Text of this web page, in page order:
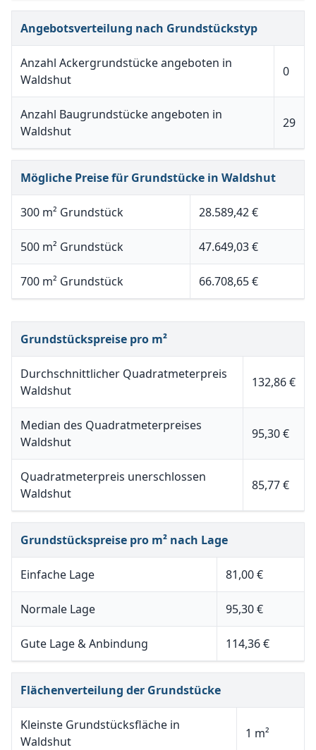
Angebotsverteilung nach Grundstückstyp
Anzahl Ackergrundstücke angeboten in
Waldshut
0
Anzahl Baugrundstücke angeboten in
Waldshut
29
Mögliche Preise für Grundstücke in Waldshut
300 m² Grundstück 28.589,42 €
500 m² Grundstück 47.649,03 €
700 m² Grundstück 66.708,65 €
Grundstückspreise pro m²
Durchschnittlicher Quadratmeterpreis
Waldshut
132,86 €
Median des Quadratmeterpreises
Waldshut
95,30 €
Quadratmeterpreis unerschlossen
Waldshut
85,77 €
Grundstückspreise pro m² nach Lage
Einfache Lage 81,00 €
Normale Lage 95,30 €
Gute Lage & Anbindung 114,36 €
Flächenverteilung der Grundstücke
Kleinste Grundstücksfläche in
Waldshut
1 m²